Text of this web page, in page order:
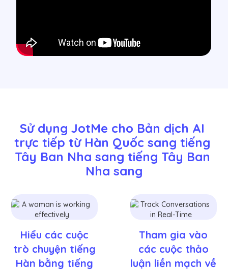
Sử dụng JotMe cho Bản dịch AI
trực tiếp từ Hàn Quốc sang tiếng
Tây Ban Nha sang tiếng Tây Ban
Nha sang
Hiểu các cuộc
trò chuyện tiếng
Hàn bằng tiếng
Tham gia vào
các cuộc thảo
luận liền mạch về